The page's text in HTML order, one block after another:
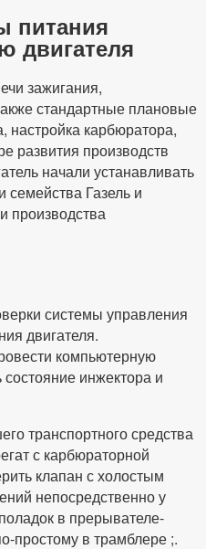
питания
двигателя
зажигания,
стандартные плановые
настройка карбюратора,
развития производств
начали устанавливать
семейства Газель и
производства
системы управления
двигателя.
компьютерную
состояние инжектора и
транспортного средства
с карбюраторной
клапан с холостым
непосредственно у
в прерывателе-
простому в трамблере ;.